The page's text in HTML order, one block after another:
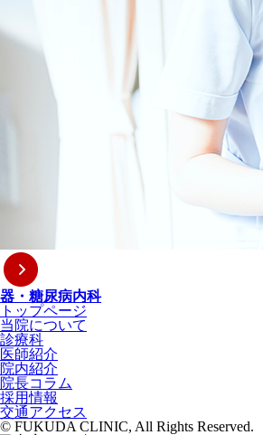
器・糖尿病内科
トップページ
当院について
診療科
医師紹介
院内紹介
院長コラム
採用情報
交通アクセス
© FUKUDA CLINIC, All Rights Reserved.